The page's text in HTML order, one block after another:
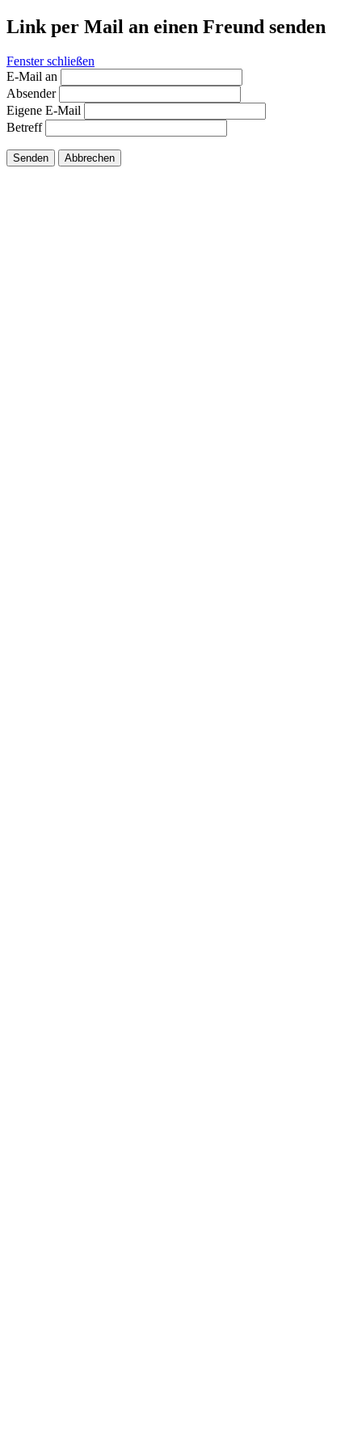
Link per Mail an einen Freund senden
Fenster schließen
E-Mail an
Absender
Eigene E-Mail
Betreff
Senden Abbrechen